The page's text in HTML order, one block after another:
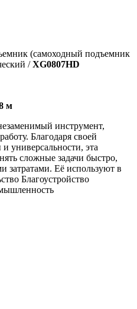
(самоходный подъемник
/XG0807HD
м
инструмент,
Благодаря своей
универсальности, эта
сложные задачи быстро,
затратами. Её используют в
Благоустройство